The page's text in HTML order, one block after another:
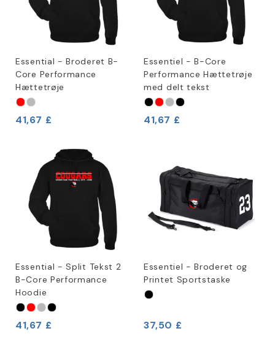
Essential - Broderet B-
Core Performance
Hættetrøje
41,67 £
Essentiel - B-Core
Performance Hættetrøje
med delt tekst
41,67 £
Essential - Split Tekst 2
B-Core Performance
Hoodie
41,67 £
Essentiel - Broderet og
Printet Sportstaske
37,50 £